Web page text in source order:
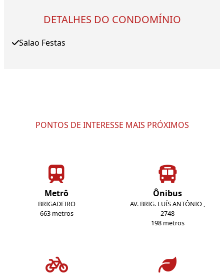
DETALHES DO CONDOMÍNIO
Salao Festas
PONTOS DE INTERESSE MAIS PRÓXIMOS
Metrô
BRIGADEIRO
663 metros
Ônibus
AV. BRIG. LUÍS ANTÔNIO ,
2748
198 metros